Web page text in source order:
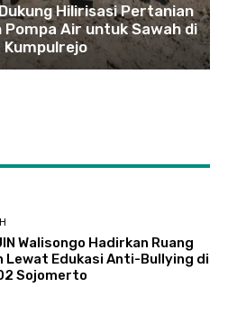
Hilirisasi Pertanian
Air untuk Sawah di
Kumpulrejo
Walisongo Hadirkan Ruang
Lewat Edukasi Anti-Bullying di
Sojomerto